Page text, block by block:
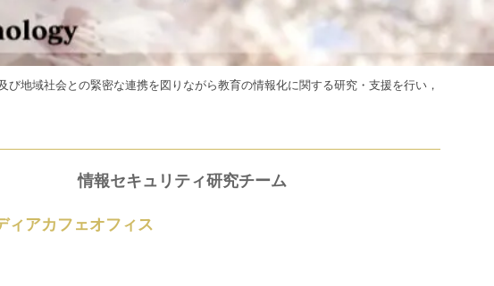
地域社会との緊密な連携を図りながら教育の情報化に関する研究・支援を行い，
情報セキュリティ研究チーム
ィアカフェオフィス